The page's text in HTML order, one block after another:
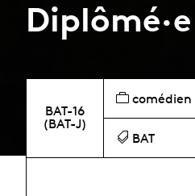
Diplômé·e
BAT-16
(BAT-J)
comédien
BAT